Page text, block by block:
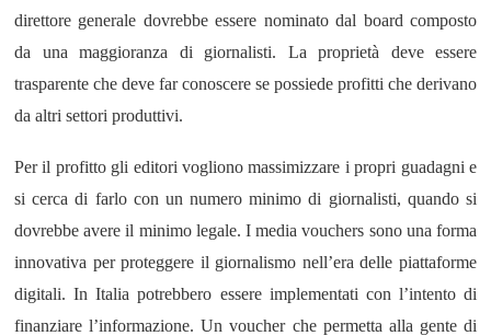
direttore generale dovrebbe essere nominato dal board composto
da una maggioranza di giornalisti. La proprietà deve essere
trasparente che deve far conoscere se possiede profitti che derivano
da altri settori produttivi.
Per il profitto gli editori vogliono massimizzare i propri guadagni e
si cerca di farlo con un numero minimo di giornalisti, quando si
dovrebbe avere il minimo legale. I media vouchers sono una forma
innovativa per proteggere il giornalismo nell’era delle piattaforme
digitali. In Italia potrebbero essere implementati con l’intento di
finanziare l’informazione.Un voucher che permetta alla gente di